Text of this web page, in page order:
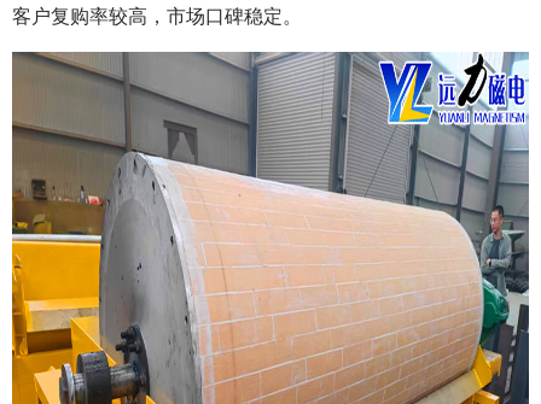
客户复购率较高，市场口碑稳定。